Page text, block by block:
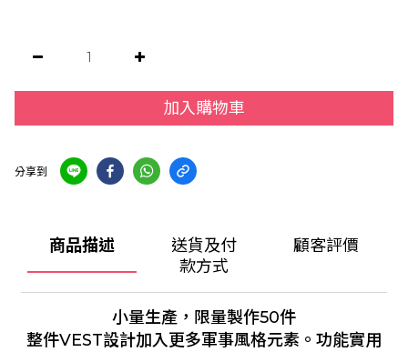
加入購物車
分享到
商品描述
送貨及付
款方式
顧客評價
小量生產，限量製作50件
整件VEST設計加入更多軍事風格元素。功能實用